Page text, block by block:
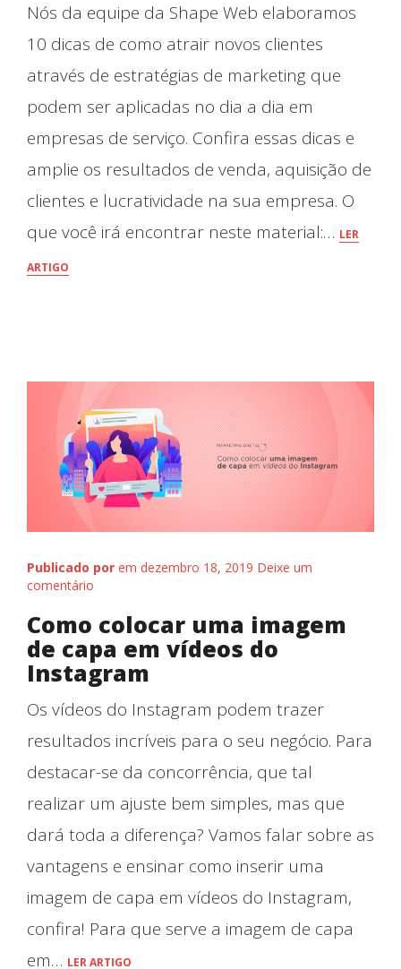
Nós da equipe da Shape Web elaboramos
10 dicas de como atrair novos clientes
através de estratégias de marketing que
podem ser aplicadas no dia a dia em
empresas de serviço. Confira essas dicas e
amplie os resultados de venda, aquisição de
clientes e lucratividade na sua empresa. O
que você irá encontrar neste material:… LER
ARTIGO
Publicado por em dezembro 18, 2019 Deixe um
comentário
Como colocar uma imagem
de capa em vídeos do
Instagram
Os vídeos do Instagram podem trazer
resultados incríveis para o seu negócio. Para
destacar-se da concorrência, que tal
realizar um ajuste bem simples, mas que
dará toda a diferença? Vamos falar sobre as
vantagens e ensinar como inserir uma
imagem de capa em vídeos do Instagram,
confira! Para que serve a imagem de capa
em… LER ARTIGO